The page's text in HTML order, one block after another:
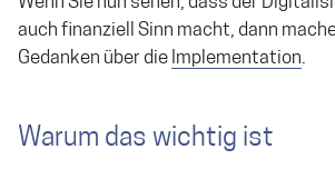
auch finanziell Sinn macht, dann
Gedanken über die Implementation.
Warum das wichtig ist